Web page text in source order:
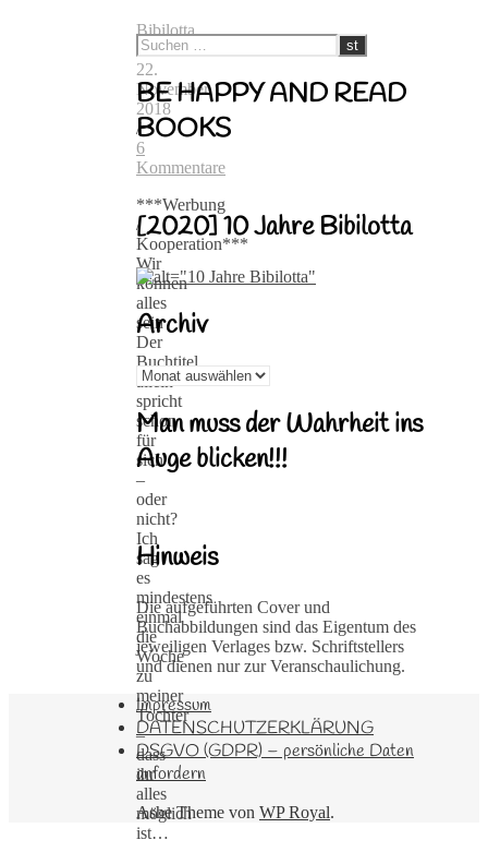
Bibilotta
22.
November
2018
/
6
Kommentare
***Werbung
/
Kooperation***
Wir
können
alles
sein
Der
Buchtitel
allein
spricht
schon
für
sich
–
oder
nicht?
Ich
sag
es
mindestens
einmal
die
Woche
zu
meiner
Tochter
–
dass
ihr
alles
möglich
ist…
BE HAPPY AND READ
BOOKS
[2020] 10 Jahre Bibilotta
Archiv
Archiv
Man muss der Wahrheit ins
Auge blicken!!!
Hinweis
Die aufgeführten Cover und
Buchabbildungen sind das Eigentum des
jeweiligen Verlages bzw. Schriftstellers
und dienen nur zur Veranschaulichung.
Impressum
DATENSCHUTZERKLÄRUNG
DSGVO (GDPR) – persönliche Daten
anfordern
Ashe Theme von WP Royal.